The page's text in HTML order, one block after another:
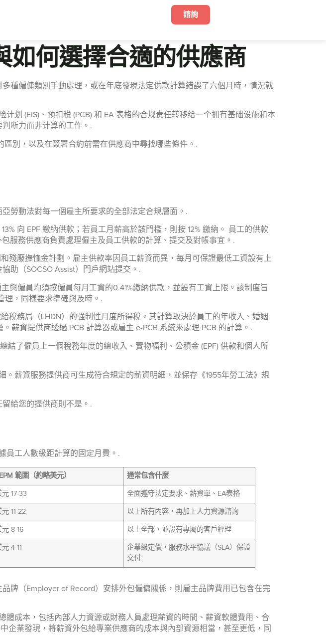
諮詢
如何選擇合適的供應商
種僱傭類別手動處理，或在年底發現法定供款計算錯誤了六個月時，情況就
划 (EIS)、预扣税 (PCB) 和 EA 表格的合规责任转移给一个拥有基础设施和本
断力而非计算的工作。.
別，以及在簽署合約前需在供應商中尋找哪些條件。.
勞動法對每一個雇主所要求的全部法定合規層面。.
向 EPF 繳納供款；若員工月薪高於該門檻，則按 12% 繳納。 員工的供款
服務供應商負責處理僱主及員工供款的計算、提交及對帳事宜。.
殘廢撫恤金計劃。雇主供款率因員工薪資而異，每月可保證最低工資設有上
助（SOCSO Assist）門戶網站提交。.
與僱員均須按僱員每月工資的0.41%繳納供款，並設有工資上限。該制度旨
理，同樣要求準確與及時。.
稅務局（LHDN）的強制性月度所得稅。其計算取決於員工的年收入、婚姻
薪資提供商透過 PCB 計算器或雇主 e-PCB 系統來處理 PCB 的計算。.
結了僱員上一個稅務年度的總收入、實物福利、公積金 (EPF) 供款和個人所
薪資服務提供商可生成符合規定的薪資明細，並保存《1955年勞工法》規
給您的提供商則不是。.
員工人數級距計算的固定月費。.
範圍（約略美元） 通常包含什麼
元 17-33 全面遵守法定要求、薪資單、EA表格
元 11-22 以上所有內容，再加上人力資源諮詢
元 8-16 以上全部，並設有專屬的客戶經理
元 4-11
企業級定價，服務水平協議（SLA）保證
交付
牌（Employer of Record）安排外包僱傭關係，則雇主品牌費用已包含在完
體成本，包括內部人力資源或財務人員處理薪資的時間、薪資軟體費用、合
企業發現，將薪資外包給專業供應商的成本與內部資源相當，甚至更低，同